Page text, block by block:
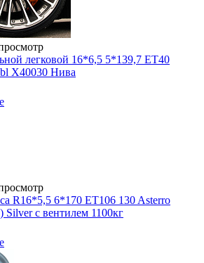
легковой 16*6,5 5*139,7 ET40
X40030 Нива
R16*5,5 6*170 ET106 130 Asterro
с вентилем 1100кг